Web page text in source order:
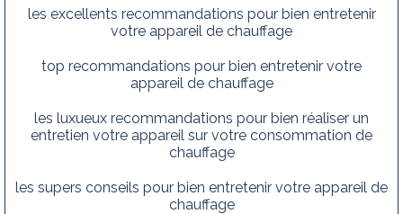
les excellents recommandations pour bien entretenir
votre appareil de chauffage
top recommandations pour bien entretenir votre
appareil de chauffage
les luxueux recommandations pour bien réaliser un
entretien votre appareil sur votre consommation de
chauffage
les supers conseils pour bien entretenir votre appareil de
chauffage